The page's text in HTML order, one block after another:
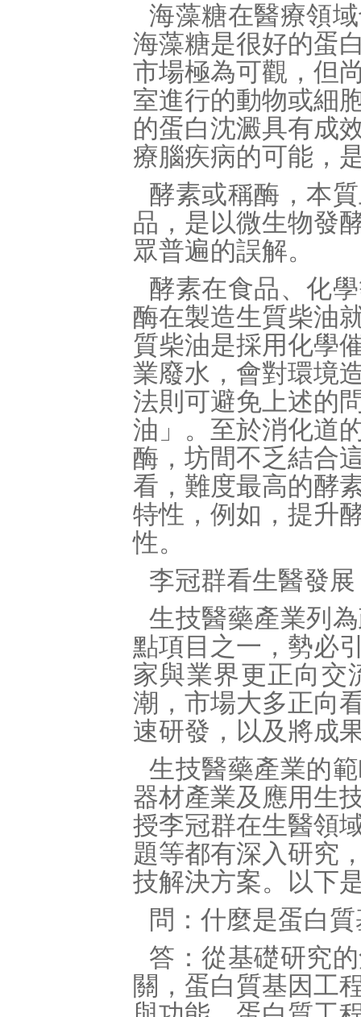
海藻糖在醫療領
海藻糖是很好的蛋
市場極為可觀，但
室進行的動物或細
的蛋白沈澱具有成
療腦疾病的可能，
酵素或稱酶，本
品，是以微生物發
眾普遍的誤解。
酵素在食品、化
酶在製造生質柴油
質柴油是採用化學
業廢水，會對環境
法則可避免上述的
油」。至於消化道
酶，坊間不乏結合
看，難度最高的酵
特性，例如，提升
性。
李冠群看生醫發
生技醫藥產業列
點項目之一，勢必
家與業界更正向交
潮，市場大多正向
速研發，以及將成
生技醫藥產業的
器材產業及應用生
授李冠群在生醫領
題等都有深入研究
技解決方案。以下
問：什麼是蛋白
答：從基礎研究
關，蛋白質基因工